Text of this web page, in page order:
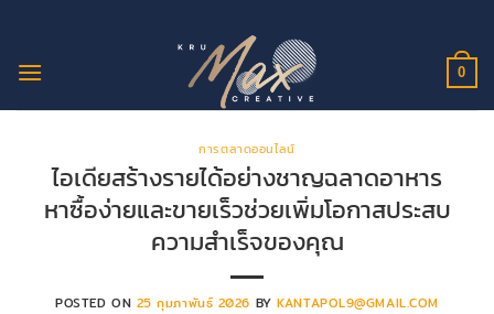
ยัง
0
การตลาดออนไลน์
ไอเดียสร้างรายได้อย่างชาญฉลาดอาหาร
หาซื้อง่ายและขายเร็วช่วยเพิ่มโอกาสประสบ
ความสำเร็จของคุณ
POSTED ON 25 กุมภาพันธ์ 2026 BYKANTAPOL9@GMAIL.COM